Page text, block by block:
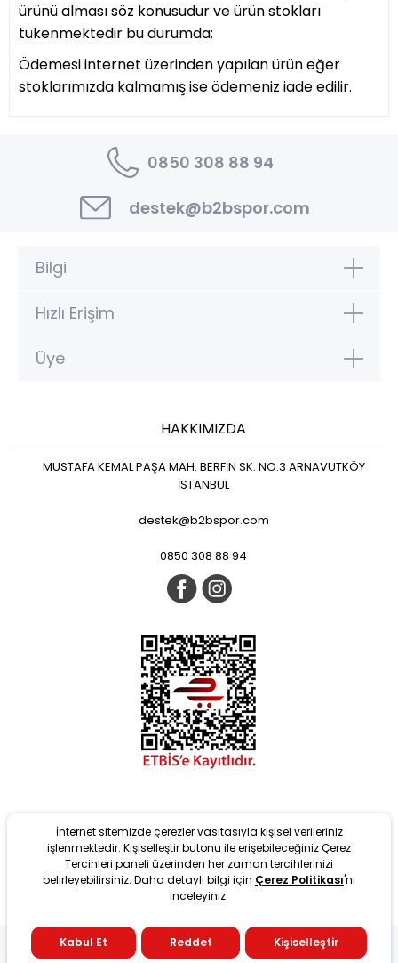
ürünü alması söz konusudur ve ürün stokları
tükenmektedir bu durumda;
Ödemesi internet üzerinden yapılan ürün eğer
stoklarımızda kalmamış ise ödemeniz iade edilir.
0850 308 88 94
destek@b2bspor.com
Bilgi
Hızlı Erişim
Üye
HAKKIMIZDA
MUSTAFA KEMAL PAŞA MAH. BERFİN SK. NO:3 ARNAVUTKÖY
İSTANBUL
destek@b2bspor.com
0850 308 88 94
tarafından T-Soft Altyapısıyla geliştirilmiştir. #OD 2022 Copyright
T-SoftE-TicaretSistemleriyle Hazırlanmıştır.
İnternet sitemizde çerezler vasıtasıyla kişisel verileriniz
işlenmektedir. Kişiselleştir butonu ile erişebileceğiniz Çerez
Tercihleri paneli üzerinden her zaman tercihlerinizi
belirleyebilirsiniz. Daha detaylı bilgi için Çerez Politikası'nı
inceleyiniz.
Kabul Et Reddet Kişiselleştir